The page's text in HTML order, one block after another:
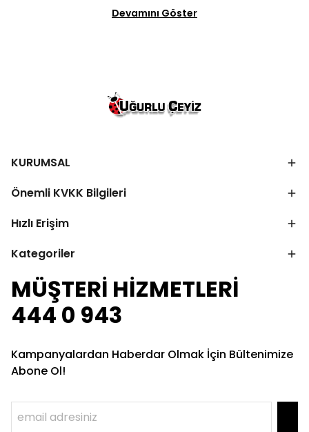
Devamını Göster
KURUMSAL
Önemli KVKK Bilgileri
Hızlı Erişim
Kategoriler
MÜŞTERİ HİZMETLERİ
444 0 943
Kampanyalardan Haberdar Olmak İçin Bültenimize
Abone Ol!